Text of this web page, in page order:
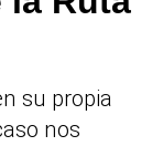
su propia
nos